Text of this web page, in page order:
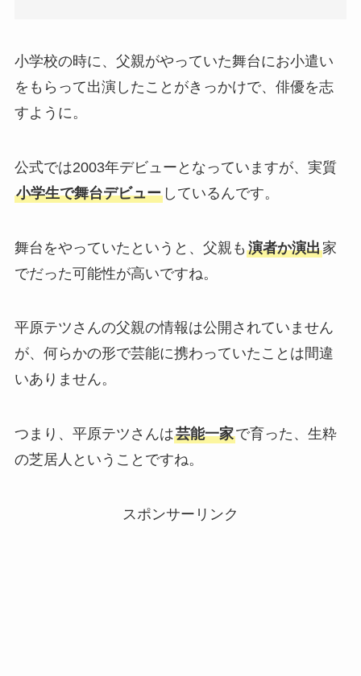
小学校の時に、父親がやっていた舞台にお小遣い
をもらって出演したことがきっかけで、俳優を志
すように。
公式では2003年デビューとなっていますが、実質
小学生で舞台デビューしているんです。
舞台をやっていたというと、父親も 演者か演出家
でだった可能性が高いですね。
平原テツさんの父親の情報は公開されていません
が、何らかの形で芸能に携わっていたことは間違
いありません。
つまり、平原テツさんは芸能一家で育った、生粋
の芝居人ということですね。
スポンサーリンク